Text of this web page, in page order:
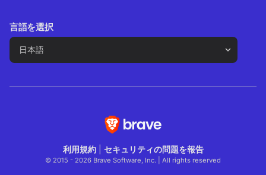
言語を選択
利用規約| セキュリティの問題を報告
© 2015 - 2026 Brave Software, Inc. | All rights reserved